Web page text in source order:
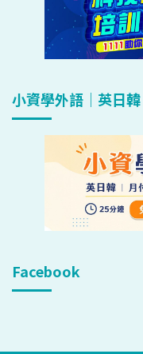
小資學外語｜英日
Facebook